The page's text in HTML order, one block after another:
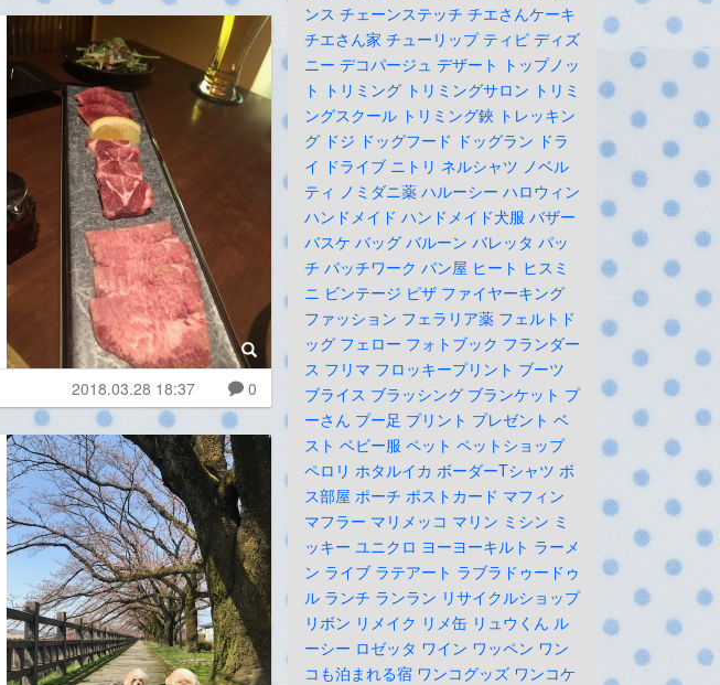
2018.03.28 18:37 0
ンス チェーンステッチ チエさんケーキ
チエさん家 チューリップ ティピ ディズ
ニー デコパージュ デザート トップノッ
ト トリミング トリミングサロン トリミ
ングスクール トリミング鋏 トレッキン
グ ドジ ドッグフード ドッグラン ドラ
イ ドライブ ニトリ ネルシャツ ノベル
ティ ノミダニ薬 ハルーシー ハロウィン
ハンドメイド ハンドメイド犬服 バザー
バスケ バッグ バルーン バレッタ パッ
チ パッチワーク パン屋 ヒート ヒスミ
ニ ビンテージ ピザ ファイヤーキング
ファッション フェラリア薬 フェルトド
ッグ フェロー フォトブック フランダー
ス フリマ フロッキープリント ブーツ
ブライス ブラッシング ブランケット プ
ーさん プー足 プリント プレゼント ベ
スト ベビー服 ペット ペットショップ
ペロリ ホタルイカ ボーダーTシャツ ボ
ス部屋 ポーチ ポストカード マフィン
マフラー マリメッコ マリン ミシン ミ
ッキー ユニクロ ヨーヨーキルト ラーメ
ン ライブ ラテアート ラブラドゥードゥ
ル ランチ ランラン リサイクルショップ
リボン リメイク リメ缶 リュウくん ル
ーシー ロゼッタ ワイン ワッペン ワン
コも泊まれる宿 ワンコグッズ ワンコケ